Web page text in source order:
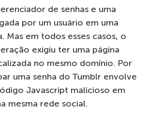
de senhas e uma
por um usuário em uma
Mas em todos esses casos, o
exigiu ter uma página
no mesmo domínio. Por
uma senha do Tumblr envolve
Javascript malicioso em
mesma rede social.